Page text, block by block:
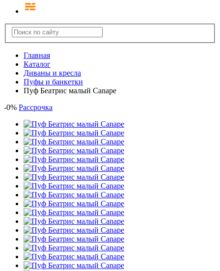
Главная
Каталог
Диваны и кресла
Пуфы и банкетки
Пуф Беатрис малый Canape
-0% Рассрочка